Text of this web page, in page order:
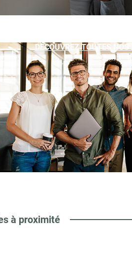
DÉCOUVREZ TOUTES
à proximité